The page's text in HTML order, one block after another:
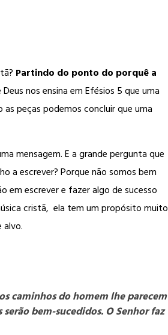
Partindo do ponto do porquê a
nos ensina em Efésios 5 que uma
peças podemos concluir que uma
mensagem. E a grande pergunta que
a escrever? Porque não somos bem
em escrever e fazer algo de sucesso
cristã, ela tem um propósito muito
caminhos do homem lhe parecem
bem-sucedidos. O Senhor faz